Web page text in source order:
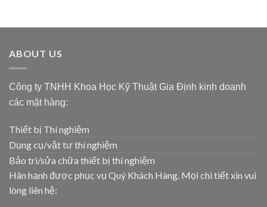
ABOUT US
Công ty TNHH Khoa Học Kỹ Thuật Gia Định kinh doanh
các mặt hàng:
Thiết bị Thí nghiệm
Dụng cụ/vật tư thí nghiệm
Bảo trì/sửa chữa thiết bị thí nghiệm
Hân hạnh được phục vụ Quý Khách Hàng. Mọi chi tiết xin vui
lòng liên hệ: